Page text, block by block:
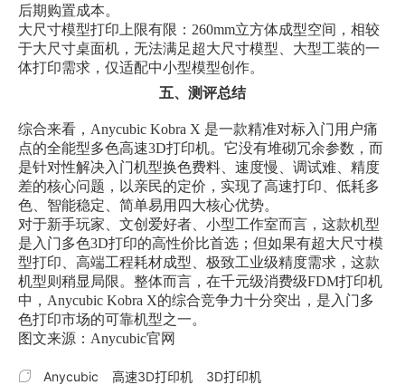
后期购置成本。
大尺寸模型打印上限有限：260mm立方体成型空间，相较
于大尺寸桌面机，无法满足超大尺寸模型、大型工装的一
体打印需求，仅适配中小型模型创作。
五、测评总结
综合来看，Anycubic Kobra X 是一款精准对标入门用户痛
点的全能型多色高速3D打印机。它没有堆砌冗余参数，而
是针对性解决入门机型换色费料、速度慢、调试难、精度
差的核心问题，以亲民的定价，实现了高速打印、低耗多
色、智能稳定、简单易用四大核心优势。
对于新手玩家、文创爱好者、小型工作室而言，这款机型
是入门多色3D打印的高性价比首选；但如果有超大尺寸模
型打印、高端工程耗材成型、极致工业级精度需求，这款
机型则稍显局限。整体而言，在千元级消费级FDM打印机
中，Anycubic Kobra X的综合竞争力十分突出，是入门多
色打印市场的可靠机型之一。
图文来源：Anycubic官网
 Anycubic 高速3D打印机 3D打印机